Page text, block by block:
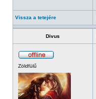
Vissza a tetejére
Divus
Zöldfülű